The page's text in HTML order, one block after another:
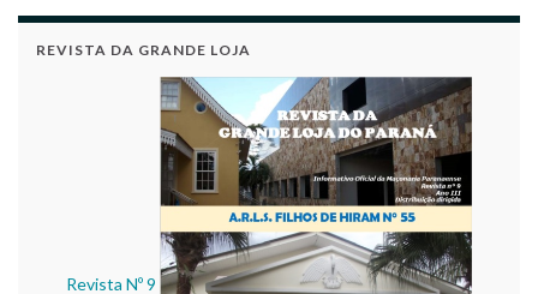
REVISTA DA GRANDE LOJA
Revista Nº 9